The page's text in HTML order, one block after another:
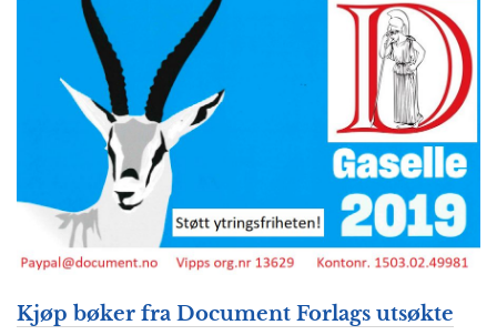
Kjøp bøker fra Document Forlags utsøkte